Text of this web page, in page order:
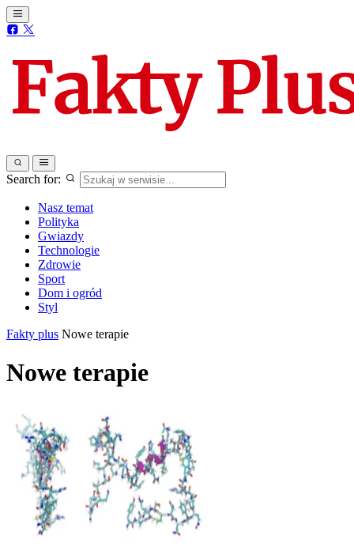
Search for:
Nasz temat
Polityka
Gwiazdy
Technologie
Zdrowie
Sport
Dom i ogród
Styl
Fakty plus Nowe terapie
Nowe terapie